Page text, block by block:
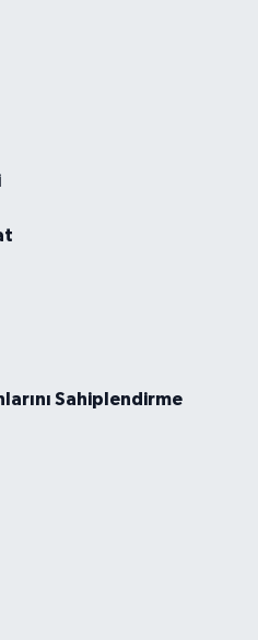
Sahiplendirme